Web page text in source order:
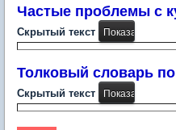
Частые проблемы с
Скрытый текст
Толковый словарь
Скрытый текст